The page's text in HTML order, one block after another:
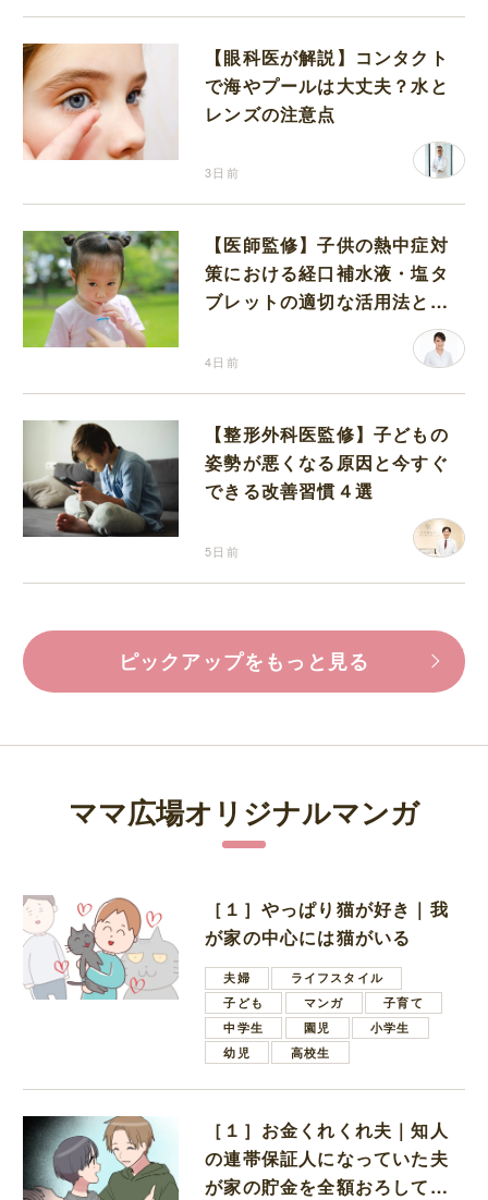
【眼科医が解説】コンタクト
で海やプールは大丈夫？水と
レンズの注意点
3日前
【医師監修】子供の熱中症対
策における経口補水液・塩タ
ブレットの適切な活用法と水
4日前
【整形外科医監修】子どもの
姿勢が悪くなる原因と今すぐ
できる改善習慣４選
5日前
ピックアップをもっと見る
ママ広場オリジナルマンガ
［１］やっぱり猫が好き｜我
が家の中心には猫がいる
夫婦
ライフスタイル
子ども
マンガ
子育て
中学生
園児
小学生
幼児
高校生
［１］お金くれくれ夫｜知人
の連帯保証人になっていた夫
が家の貯金を全額おろしてほ